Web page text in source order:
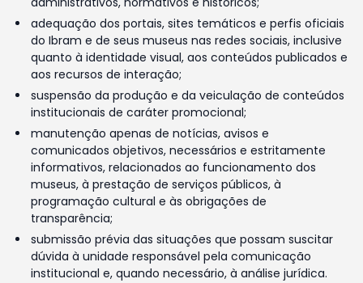
adequação dos portais, sites temáticos e perfis oficiais
do Ibram e de seus museus nas redes sociais, inclusive
quanto à identidade visual, aos conteúdos publicados e
aos recursos de interação;
suspensão da produção e da veiculação de conteúdos
institucionais de caráter promocional;
manutenção apenas de notícias, avisos e
comunicados objetivos, necessários e estritamente
informativos, relacionados ao funcionamento dos
museus, à prestação de serviços públicos, à
programação cultural e às obrigações de
transparência;
submissão prévia das situações que possam suscitar
dúvida à unidade responsável pela comunicação
institucional e, quando necessário, à análise jurídica.